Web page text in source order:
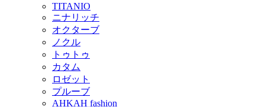
TITANIO
ニナリッチ
オクターブ
ノクル
トゥトゥ
カタム
ロゼット
プルーブ
AHKAH fashion